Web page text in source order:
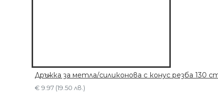
Дръжка за метла/силиконова с конус резба 130
€ 9.97 (19.50 лв.)